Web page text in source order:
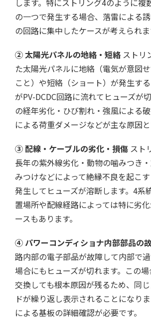
します。特にストリング4のように複
の一つで発生する場合、落雷による
の回路に集中したケースが考えられま
② 太陽光パネルの地絡・短絡 ストリ
た太陽光パネルに地絡（電気が意図
こと）や短絡（ショート）が発生す
がPV-DCDC回路に流れてヒューズが
の経年劣化・ひび割れ・強風による
による荷重ダメージなどが主な原因と
③ 配線・ケーブルの劣化・損傷 スト
長年の紫外線劣化・動物の噛みつき
みつけなどによって絶縁不良を起こ
発生してヒューズが溶断します。4系
置場所や配線経路によっては特に劣
ースもあります。
④ パワーコンディショナ内部部品の
路内部の電子部品が故障して内部で
場合にもヒューズが切れます。この
交換しても根本原因が残るため、同
ドが繰り返し表示されることになり
による基板の詳細確認が必要です。